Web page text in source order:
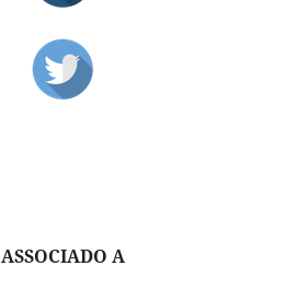
ASSOCIADO A